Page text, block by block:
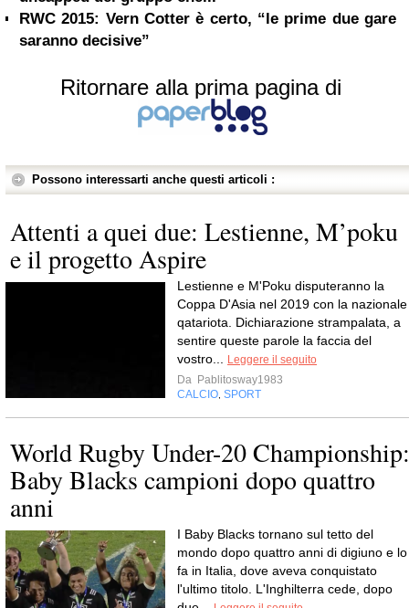
RWC 2015: Vern Cotter è certo, “le prime due gare
saranno decisive”
Ritornare alla prima pagina di
Possono interessarti anche questi articoli :
Attenti a quei due: Lestienne, M’poku
e il progetto Aspire
Lestienne e M'Poku disputeranno la
Coppa D'Asia nel 2019 con la nazionale
qatariota. Dichiarazione strampalata, a
sentire queste parole la faccia del
vostro...
Leggere il seguito
Da Pablitosway1983
CALCIO SPORT
World Rugby Under-20 Championship:
Baby Blacks campioni dopo quattro
anni
I Baby Blacks tornano sul tetto del
mondo dopo quattro anni di digiuno e lo
fa in Italia, dove aveva conquistato
l'ultimo titolo. L'Inghilterra cede, dopo